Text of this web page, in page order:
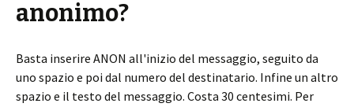
anonimo?
Basta inserire ANON all'inizio del messaggio, seguito da
uno spazio e poi dal numero del destinatario. Infine un altro
spazio e il testo del messaggio. Costa 30 centesimi. Per